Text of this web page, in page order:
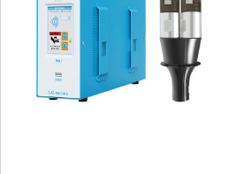
15kHz-3200W 模拟 灵科超声